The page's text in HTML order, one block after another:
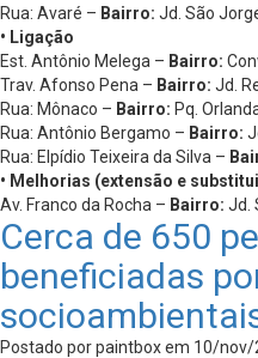
Rua: Avaré – Bairro: Jd. São
• Ligação
Est. Antônio Melega – Bairro:
Trav. Afonso Pena – Bairro: Jd.
Rua: Mônaco – Bairro: Pq. Orlanda
Rua: Antônio Bergamo – Bairro:
Rua: Elpídio Teixeira da Silva –
• Melhorias (extensão e
Av. Franco da Rocha – Bairro: Jd.
Cerca de 650
beneficiadas
Postado por paintbox em 10/nov/